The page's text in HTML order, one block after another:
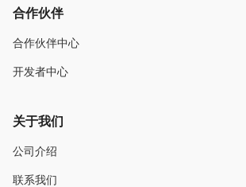
合作伙伴
合作伙伴中心
开发者中心
关于我们
公司介绍
联系我们